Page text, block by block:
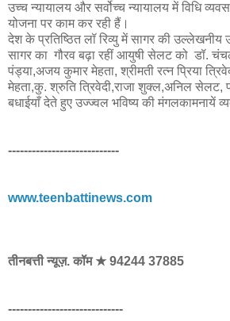
उच्च न्यायालय और सर्वोच्च न्यायालय में विधि
योजना पर काम कर रही हैं।
देश के प्रतिष्ठित लॉ रिव्यु में सागर की उल्लेखनीय
सागर का गौरव बढ़ा रहीं आयुषी सेलट को डॉ.
पंड्या,अजय कुमार मेहता, श्रीमती रत्न प्रिया
मेहता,कु. श्रुति त्रिवेदी,राजा शुक्ल,अनिल सेलट,
बधाईयाँ देते हुए उज्ज्वल भविष्य की मंगलकामनायें
----------------------------
www.teenbattinews.com
तीनबत्ती न्यूज़. कॉम ★ 94244 37885
-----------------------------